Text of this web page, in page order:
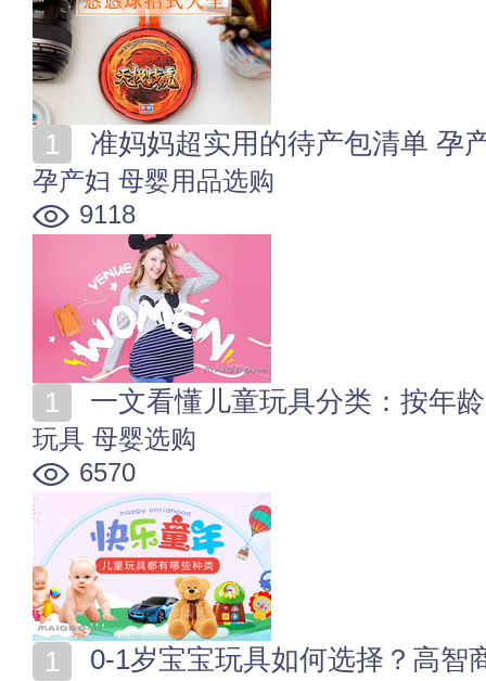
准妈妈超实用的待产包清单 孕
孕产妇 母婴用品选购
9118
一文看懂儿童玩具分类：按年
玩具 母婴选购
6570
0-1岁宝宝玩具如何选择？高智